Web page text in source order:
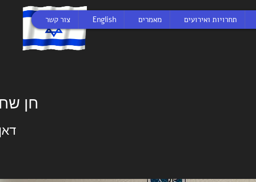
תחרויות ואירועים מאמרים English צור קשר
חן
דאן 1